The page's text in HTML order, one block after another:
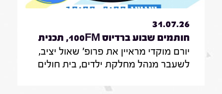
31.07.26
חותמים שבוע ברדיוס 100FM, תכנית
329, 31 ביולי 2026
יורם מוקדי מראיין את פרופ' שאול יציב,
לשעבר מנהל מחלקת ילדים, בית חולים
אגף לרישוי מקצועות רפואיים, משרד